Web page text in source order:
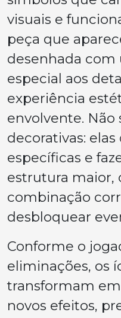
visuais e
peça que
desenhada com
especial aos
experiência
envolvente. Não
decorativas:
específicas e
estrutura maior,
combinação
desbloquear
Conforme o
eliminações, os
transformam
novos efeitos,